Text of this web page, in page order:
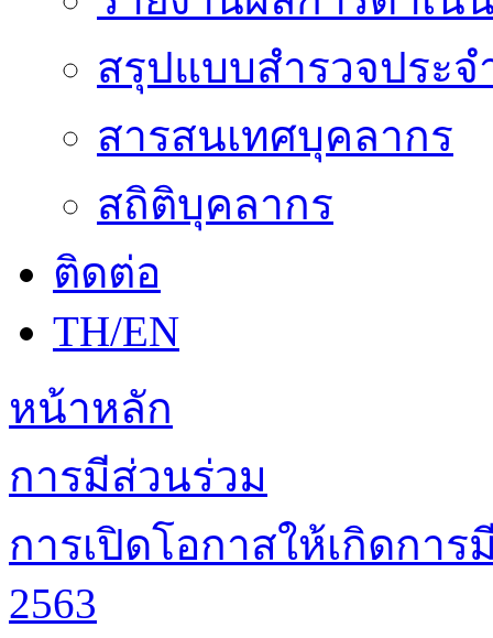
สรุปแบบสำรวจประจ
สารสนเทศบุคลากร
สถิติบุคลากร
ติดต่อ
TH/EN
หน้าหลัก
การมีส่วนร่วม
การเปิดโอกาสให้เกิดกา
2563